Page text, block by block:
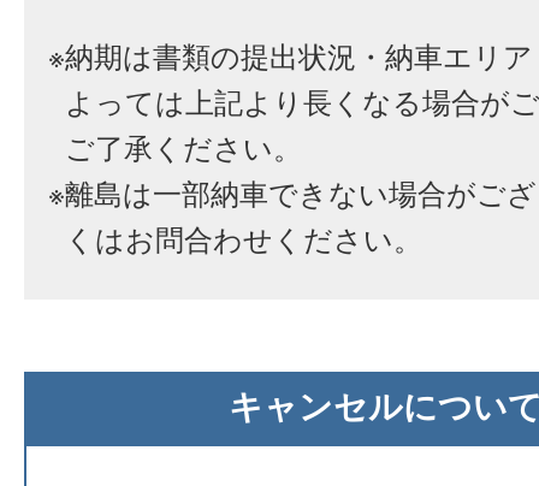
※納期は書類の提出状況・納車エリ
よっては上記より長くなる場合が
ご了承ください。
※離島は一部納車できない場合がご
くはお問合わせください。
キャンセルについ